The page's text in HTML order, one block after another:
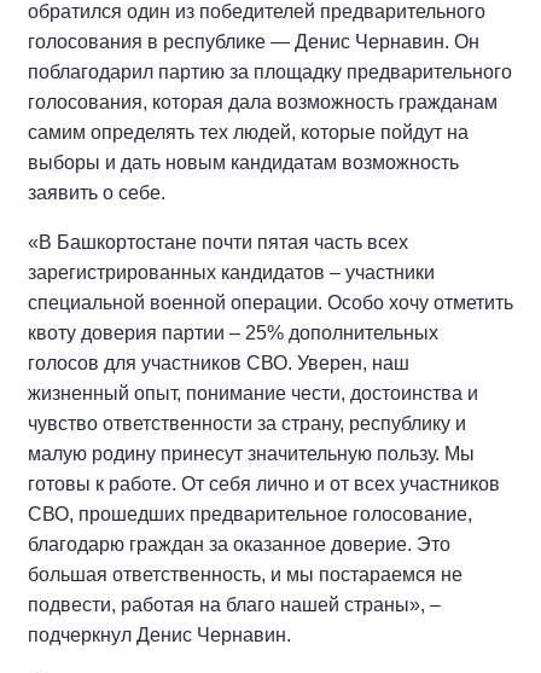
обратился один из победителей предварительного
голосования в республике — Денис Чернавин. Он
поблагодарил партию за площадку предварительного
голосования, которая дала возможность гражданам
самим определять тех людей, которые пойдут на
выборы и дать новым кандидатам возможность
заявить о себе.
«В Башкортостане почти пятая часть всех
зарегистрированных кандидатов – участники
специальной военной операции. Особо хочу отметить
квоту доверия партии – 25% дополнительных
голосов для участников СВО. Уверен, наш
жизненный опыт, понимание чести, достоинства и
чувство ответственности за страну, республику и
малую родину принесут значительную пользу. Мы
готовы к работе. От себя лично и от всех участников
СВО, прошедших предварительное голосование,
благодарю граждан за оказанное доверие. Это
большая ответственность, и мы постараемся не
подвести, работая на благо нашей страны», –
подчеркнул Денис Чернавин.